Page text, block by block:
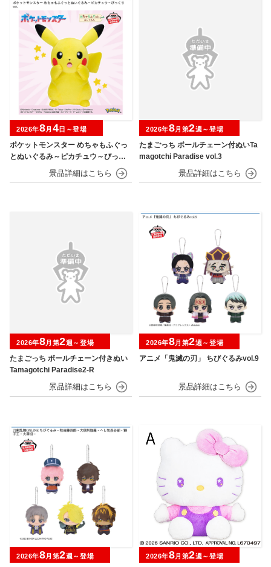
ポケットモンスター めちゃもふぐっ
とぬいぐるみ～ピカチュウ～びっく
2026年8月 4日～登場
たまごっち ボールチェーン付ぬいTa
magotchi Paradise vol.3
2026年8月第2週～登場
たまごっち ボールチェーン付きぬい
Tamagotchi Paradise2-R
2026年8月第2週～登場
アニメ「鬼滅の刃」 ちびぐるみvol.9
2026年8月第2週～登場
2026年8月第2週～登場 2026年8月第2週～登場